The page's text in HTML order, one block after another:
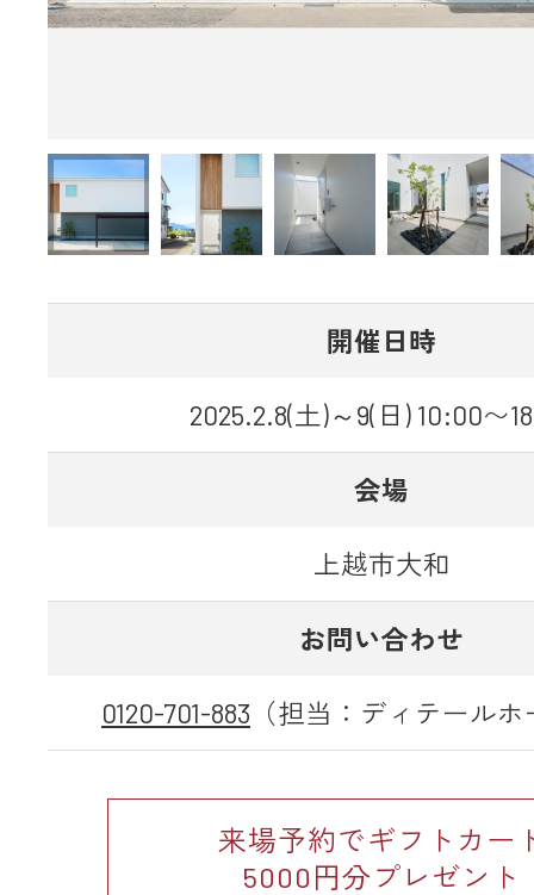
開催日時
2025.2.8(土)～9(日) 10:00〜
会場
上越市大和
お問い合わせ
0120-701-883 （担当：ディテール
来場予約でギフトカー
5000円分プレゼント